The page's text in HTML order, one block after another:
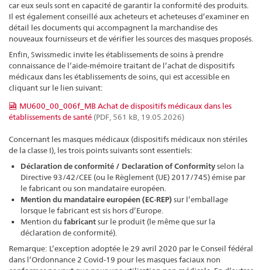
car eux seuls sont en capacité de garantir la conformité des produits.
Il est également conseillé aux acheteurs et acheteuses d’examiner en
détail les documents qui accompagnent la marchandise des
nouveaux fournisseurs et de vérifier les sources des masques proposés.
Enfin, Swissmedic invite les établissements de soins à prendre
connaissance de l’aide-mémoire traitant de l’achat de dispositifs
médicaux dans les établissements de soins, qui est accessible en
cliquant sur le lien suivant:
MU600_00_006f_MB Achat de dispositifs médicaux dans les
établissements de santé (PDF, 561 kB, 19.05.2026)
Concernant les masques médicaux (dispositifs médicaux non stériles
de la classe I), les trois points suivants sont essentiels:
Déclaration de conformité / Declaration of Conformityselon la
Directive 93/42/CEE (ou le Règlement (UE) 2017/745) émise par
le fabricant ou son mandataire européen.
Mention du mandataire européen (EC-REP) sur l’emballage
lorsque le fabricant est sis hors d’Europe.
Mention dufabricantsur le produit (le même que sur la
déclaration de conformité).
Remarque: L’exception adoptée le 29 avril 2020 par le Conseil fédéral
dans l’Ordonnance 2 Covid-19 pour les masques faciaux non